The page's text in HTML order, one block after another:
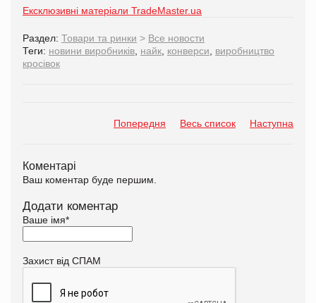
Ексклюзивні матеріали TradeMaster.ua
Раздел: Товари та ринки > Все новости
Теги: новини виробників найк конверси
виробництво
кросівок
Попередня Весь список Наступна
Коментарі
Ваш коментар буде першим.
Додати коментар
Ваше імя*
Захист від СПАМ